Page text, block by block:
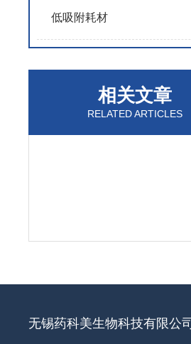
低吸附耗材
相关文章
RELATED ARTICLES
无锡药科美生物科技有限公司